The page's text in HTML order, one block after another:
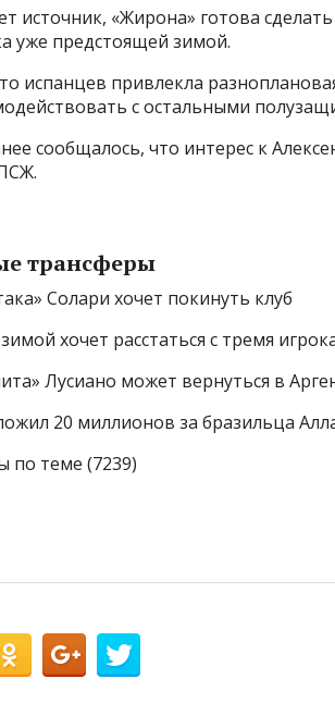
источник, «Жирона» готова
уже предстоящей зимой.
испанцев привлекла
с остальными
сообщалось, что интерес к
трансферы
Солари хочет покинуть клуб
хочет расстаться с тремя
Лусиано может вернуться в
20 миллионов за бразильца
по теме (7239)